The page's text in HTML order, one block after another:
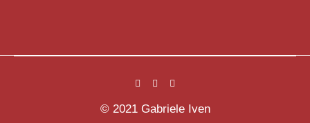
© 2021 Gabriele Iven